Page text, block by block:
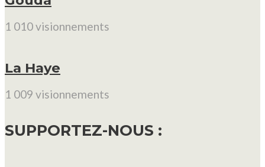
1 010 visionnements
La Haye
1 009 visionnements
SUPPORTEZ-NOUS :